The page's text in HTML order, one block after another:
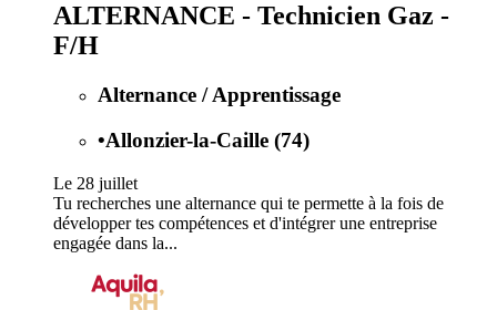
ALTERNANCE - Technicien Gaz -
F/H
Alternance / Apprentissage
•Allonzier-la-Caille (74)
Le 28 juillet
Tu recherches une alternance qui te permette à la fois de
développer tes compétences et d'intégrer une entreprise
engagée dans la...